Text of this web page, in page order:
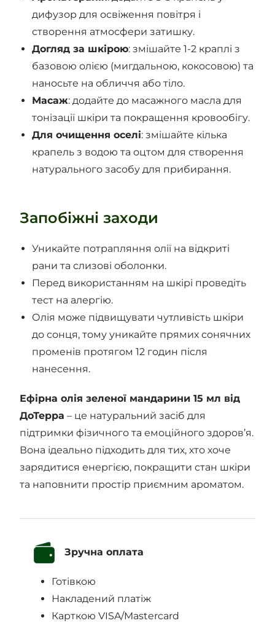
дифузор для освіження повітря і
створення атмосфери затишку.
Догляд за шкірою: змішайте 1-2 краплі з
базовою олією (мигдальною, кокосовою) та
наносьте на обличчя або тіло.
Масаж: додайте до масажного масла для
тонізації шкіри та покращення кровообігу.
Для очищення оселі: змішайте кілька
крапель з водою та оцтом для створення
натурального засобу для прибирання.
Запобіжні заходи
Уникайте потрапляння олії на відкриті
рани та слизові оболонки.
Перед використанням на шкірі проведіть
тест на алергію.
Олія може підвищувати чутливість шкіри
до сонця, тому уникайте прямих сонячних
променів протягом 12 годин після
нанесення.
Ефірна олія зеленої мандарини 15 мл від
ДоТерра – це натуральний засіб для
підтримки фізичного та емоційного здоров’я.
Вона ідеально підходить для тих, хто хоче
зарядитися енергією, покращити стан шкіри
та наповнити простір приємним ароматом.
Зручна оплата
Готівкою
Накладений платіж
Карткою VISA/Mastercard